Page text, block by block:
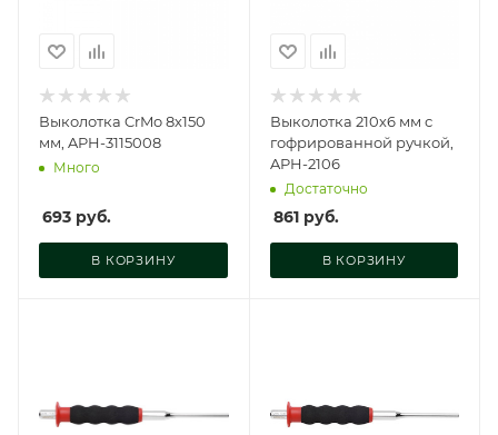
Выколотка CrMo 8х150
мм, APH-3115008
Много
693 руб.
В КОРЗИНУ
Выколотка 210х6 мм с
гофрированной ручкой,
APH-2106
Достаточно
861руб.
В КОРЗИНУ